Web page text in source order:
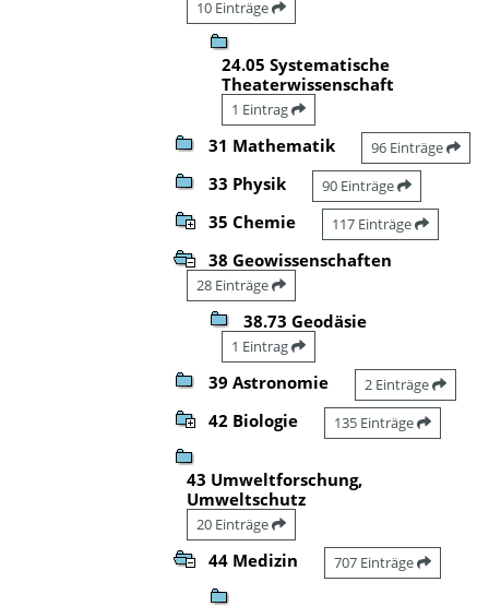
10 Einträge
24.05 Systematische
Theaterwissenschaft
1 Eintrag
31 Mathematik 96 Einträge
33 Physik 90 Einträge
35 Chemie 117 Einträge
38 Geowissenschaften
28 Einträge
38.73 Geodäsie
1 Eintrag
39 Astronomie 2 Einträge
42 Biologie 135 Einträge
43 Umweltforschung,
Umweltschutz
20 Einträge
44 Medizin 707 Einträge